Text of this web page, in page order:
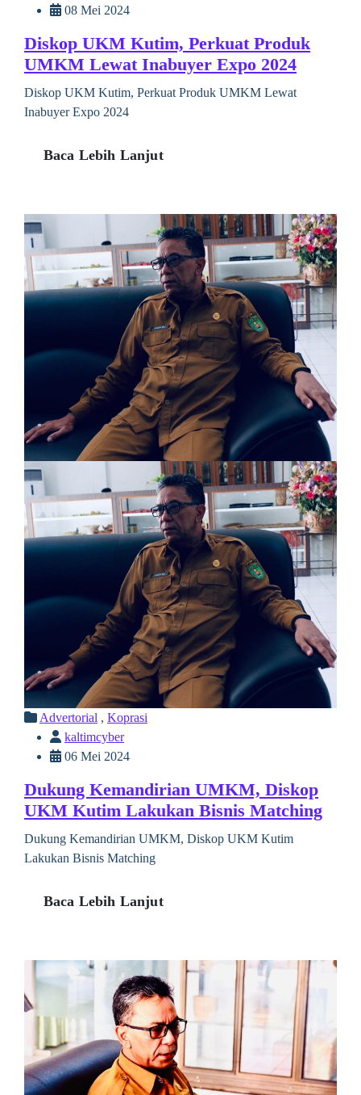
08 Mei 2024
Diskop UKM Kutim, Perkuat Produk
UMKM Lewat Inabuyer Expo 2024
Diskop UKM Kutim, Perkuat Produk UMKM Lewat
Inabuyer Expo 2024
Baca Lebih Lanjut
Advertorial , Koprasi
kaltimcyber
06 Mei 2024
Dukung Kemandirian UMKM, Diskop
UKM Kutim Lakukan Bisnis Matching
Dukung Kemandirian UMKM, Diskop UKM Kutim
Lakukan Bisnis Matching
Baca Lebih Lanjut